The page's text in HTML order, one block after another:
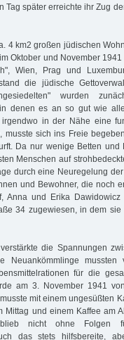
Tag später erreichte ihr Zug
4 km2 großen jüdischen
Oktober und November
Wien, Prag und
die jüdische
wurden
denen es an so gut wie
in der Nähe eine
musste sich ins Freie
Da nur wenige Betten und
Menschen auf
durch eine Neuregelung
und Bewohner, die noch
Anna und Erika
34 zugewiesen, in dem sie
die Spannungen
Neuankömmlinge mussten
für die
am 3. November 1941
mit einem ungesüßten
Mittag und einem Kaffee am
blieb nicht ohne Folgen
das stets hilfsbereite,